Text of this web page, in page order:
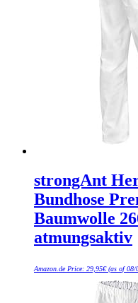
strongAnt
Bundhose
Baumwolle
atmungsaktiv
Amazon.de Price: 29,95€(as of 08/